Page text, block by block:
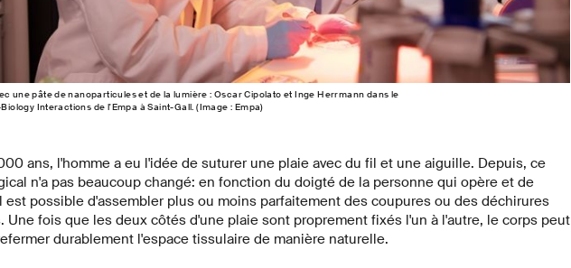
une pâte de nanoparticules et de la lumière : Oscar Cipolato et Inge Herrmann dans le
Interactions de l'Empa à Saint-Gall. (Image : Empa)
ans, l'homme a eu l'idée de suturer une plaie avec du fil et une aiguille. Depuis, ce
n'a pas beaucoup changé: en fonction du doigté de la personne qui opère et de
est possible d'assembler plus ou moins parfaitement des coupures ou des déchirures
Une fois que les deux côtés d'une plaie sont proprement fixés l'un à l'autre, le corps peut
durablement l'espace tissulaire de manière naturelle.